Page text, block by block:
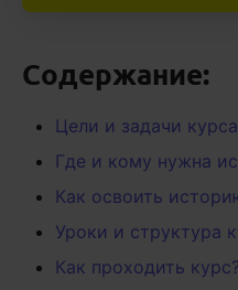
Содержание:
Цели и задачи курса
Где и кому нужна
Как освоить
Уроки и структура
Как проходить курс?